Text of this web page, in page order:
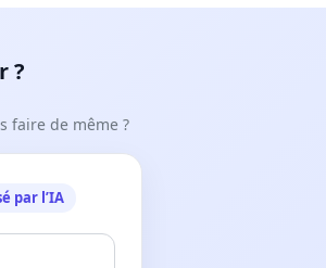
?
faire de même ?
par l’IA